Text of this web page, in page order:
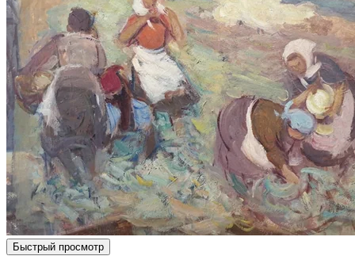
Быстрый просмотр